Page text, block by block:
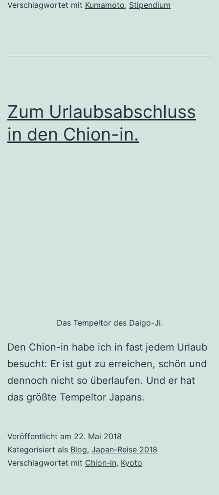
Verschlagwortet mit Kumamoto, Stipendium
Zum Urlaubsabschluss
in den Chion-in.
Das Tempeltor des Daigo-Ji.
Den Chion-in habe ich in fast jedem Urlaub
besucht: Er ist gut zu erreichen, schön und
dennoch nicht so überlaufen. Und er hat
das größte Tempeltor Japans.
Veröffentlicht am 22. Mai 2018
Kategorisiert als Blog, Japan-Reise 2018
Verschlagwortet mit Chion-in, Kyoto